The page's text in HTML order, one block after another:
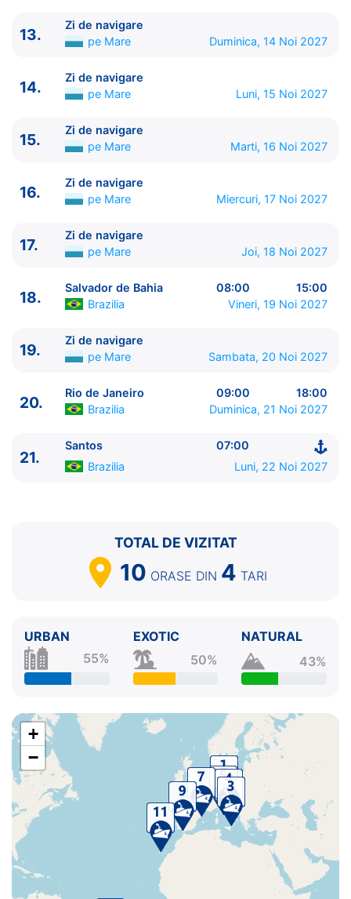
18.
Salvador de Bahia
Zi de navigare
0:00 - 0:00
21.
Santos Brazilia 07:00 - ⚓
13.
Zi de navigare
pe Mare
Duminica, 14 Noi 2027
14.
Zi de navigare
pe Mare
Luni, 15 Noi 2027
15.
Zi de navigare
pe Mare
Marti, 16 Noi 2027
16.
Zi de navigare
pe Mare
Miercuri, 17 Noi 2027
17.
Zi de navigare
pe Mare
Joi, 18 Noi 2027
18.
Salvador de Bahia 08:00
15:00
Brazilia
Vineri, 19 Noi 2027
19.
Zi de navigare
pe Mare
Sambata, 20 Noi 2027
20.
Rio de Janeiro 09:00
18:00
Brazilia
Duminica, 21 Noi 2027
21.
Santos
07:00
Brazilia
Luni, 22 Noi 2027
TOTAL DE VIZITAT
10 ORASE DIN 4 TARI
URBAN
55%
EXOTIC
50%
NATURAL
43%
+
−